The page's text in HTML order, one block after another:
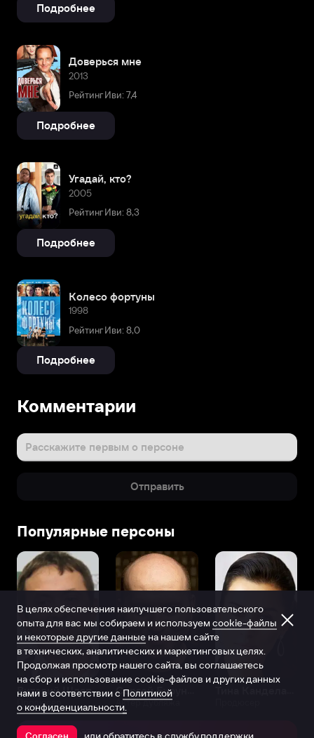
Подробнее
Доверься мне
2013
Рейтинг Иви: 7,4
Подробнее
Угадай, кто?
2005
Рейтинг Иви: 8,3
Подробнее
Колесо фортуны
1998
Рейтинг Иви: 8,0
Подробнее
Комментарии
Расскажите первым о персоне
Отправить
Популярные персоны
Виталий Шляппо
Продюсер Актёр дубляжа
В целях обеспечения наилучшего пользовательского
опыта для вас мы собираем и используем cookie-файлы
и некоторые другие данные на нашем сайте
в технических, аналитических и маркетинговых целях.
Продолжая просмотр нашего сайта, вы соглашаетесь
на сбор и использование cookie-файлов и других данных
нами в соответствии с Политикой
о конфиденциальности.